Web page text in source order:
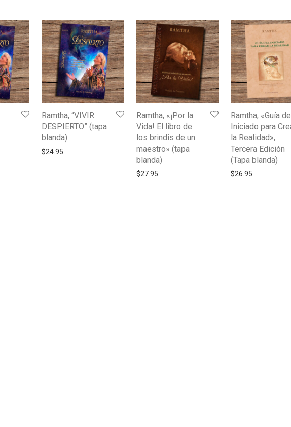
Ramtha, “VIVIR
DESPIERTO” (tapa
blanda)
$24.95
Ramtha, «¡Por la
Vida! El libro de
los brindis de un
maestro» (tapa
blanda)
$27.95
Ramtha, «Guía
Iniciado para
la Realidad»,
Tercera Edición
(Tapa blanda)
$26.95